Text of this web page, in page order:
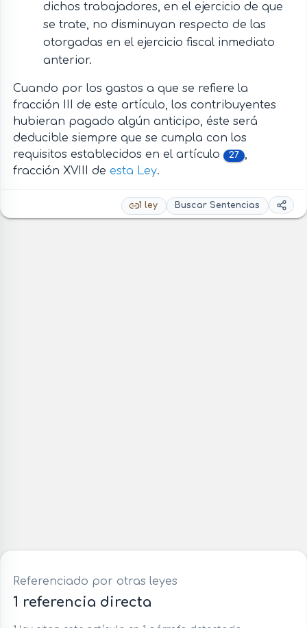
dichos trabajadores, en el ejercicio de que
se trate, no disminuyan respecto de las
otorgadas en el ejercicio fiscal inmediato
anterior.
Cuando por los gastos a que se refiere la
fracción III de este artículo, los contribuyentes
hubieran pagado algún anticipo, éste será
deducible siempre que se cumpla con los
requisitos establecidos en el artículo
27 ,
fracción XVIII de esta Ley.
1 ley Buscar Sentencias
Referenciado por otras leyes
1 referencia directa